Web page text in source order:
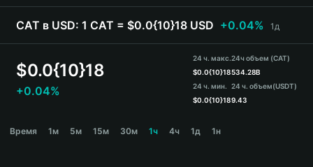
Português (Portugal)
Bahasa Indonesia
ภาษาไทย
Español
Español (Argentina)
CAT в USD: 1 CAT = $0.0{10}18 USD +0.04% 1д
$0.0{10}18
+0.04%
24 ч. макс.
$0.0{10}18
24 ч. мин.
$0.0{10}18
24ч объем (CAT)
534.28B
24 ч. объем(USDT)
9.43
Время 1м 5м 15м 30м 1ч 4ч 1д 1н